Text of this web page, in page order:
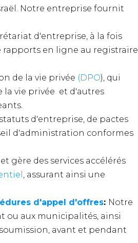
Notre entreprise fournit
d'entreprise, à la fois
rapports en ligne au registraire
de la vie privée (DPO), qui
la vie privée et d'autres
d'entreprise, de pactes
d'administration conformes
gère des services accélérés
, assurant ainsi une
d'appel d'offres: Notre
ou aux municipalités, ainsi
avant et pendant